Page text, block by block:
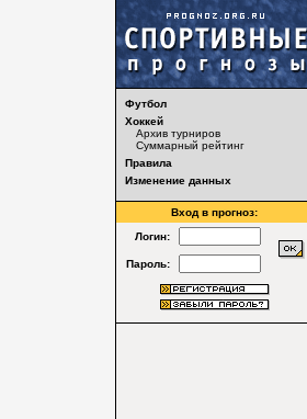
Футбол
Хоккей
Архив турниров
Суммарный рейтинг
Правила
Изменение данных
Вход в прогноз:
Логин:
Пароль: